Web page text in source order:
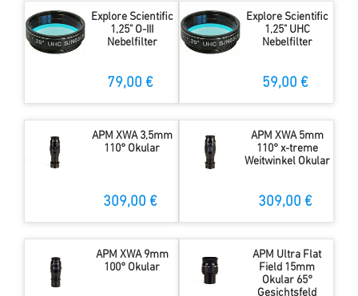
Explore Scientific
1,25" O-III
Nebelfilter
79,00 €
Explore Scientific
1,25" UHC
Nebelfilter
59,00 €
APM XWA 3,5mm
110° Okular
309,00 €
APM XWA 5mm
110° x-treme
Weitwinkel Okular
309,00 €
APM XWA 9mm
100° Okular
APM Ultra Flat
Field 15mm
Okular 65°
Gesichtsfeld